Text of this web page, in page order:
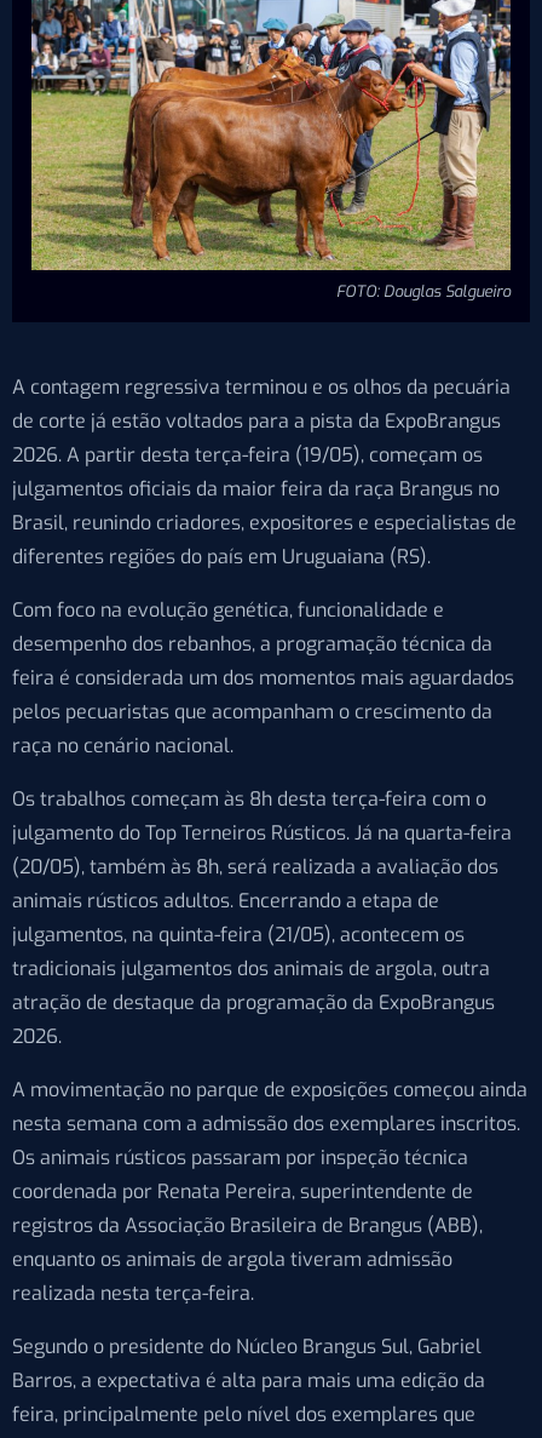
FOTO: Douglas Salgueiro
A contagem regressiva terminou e os olhos da pecuária
de corte já estão voltados para a pista da ExpoBrangus
2026. A partir desta terça-feira (19/05), começam os
julgamentos oficiais da maior feira da raça Brangus no
Brasil, reunindo criadores, expositores e especialistas de
diferentes regiões do país em Uruguaiana (RS).
Com foco na evolução genética, funcionalidade e
desempenho dos rebanhos, a programação técnica da
feira é considerada um dos momentos mais aguardados
pelos pecuaristas que acompanham o crescimento da
raça no cenário nacional.
Os trabalhos começam às 8h desta terça-feira com o
julgamento do Top Terneiros Rústicos. Já na quarta-feira
(20/05), também às 8h, será realizada a avaliação dos
animais rústicos adultos. Encerrando a etapa de
julgamentos, na quinta-feira (21/05), acontecem os
tradicionais julgamentos dos animais de argola, outra
atração de destaque da programação da ExpoBrangus
2026.
A movimentação no parque de exposições começou ainda
nesta semana com a admissão dos exemplares inscritos.
Os animais rústicos passaram por inspeção técnica
coordenada por Renata Pereira, superintendente de
registros da Associação Brasileira de Brangus (ABB),
enquanto os animais de argola tiveram admissão
realizada nesta terça-feira.
Segundo o presidente do Núcleo Brangus Sul, Gabriel
Barros, a expectativa é alta para mais uma edição da
feira, principalmente pelo nível dos exemplares que